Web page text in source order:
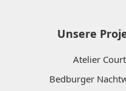
Unsere
Atelier
Bedburger